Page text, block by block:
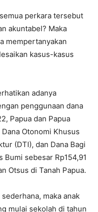
perkara tersebut
akuntabel? Maka
mempertanyakan
kasus-kasus
adanya
penggunaan dana
Papua dan Papua
Otonomi Khusus
(DTI), dan Dana Bagi
Bumi sebesar Rp154,91
Otsus di Tanah Papua.
maka anak
mulai sekolah di tahun